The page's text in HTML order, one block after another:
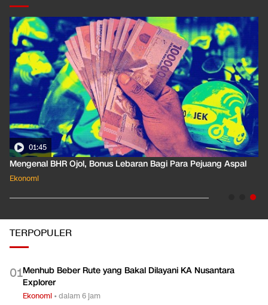
01:45
Mengenal BHR Ojol, Bonus Lebaran Bagi Para Pejuang Aspal
Ekonomi
TERPOPULER
01Menhub Beber Rute yang Bakal Dilayani KA Nusantara
Explorer
Ekonomi •dalam 6 jam